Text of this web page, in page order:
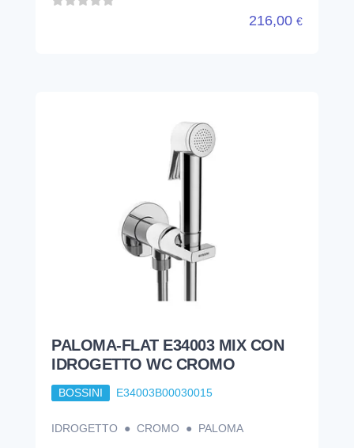
216,00 €
PALOMA-FLAT E34003 MIX CON
IDROGETTO WC CROMO
BOSSINI E34003B00030015
IDROGETTO ● CROMO ● PALOMA